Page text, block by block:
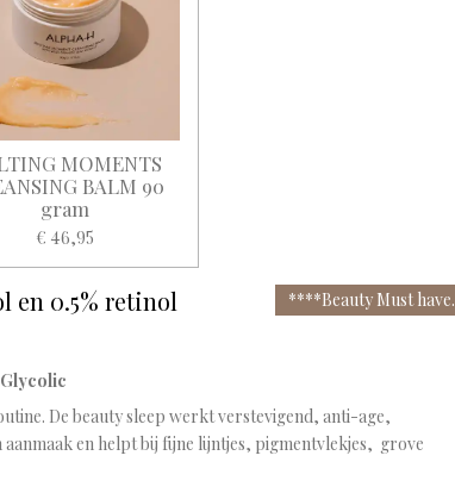
MOMENTS
BALM 90
gram
€ 46,95
****Beauty Must have.
en 0.5% retinol
De beauty sleep werkt verstevigend, anti-age,
en helpt bij fijne lijntjes, pigmentvlekjes, grove